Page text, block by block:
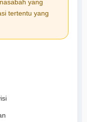
yang
tertentu yang